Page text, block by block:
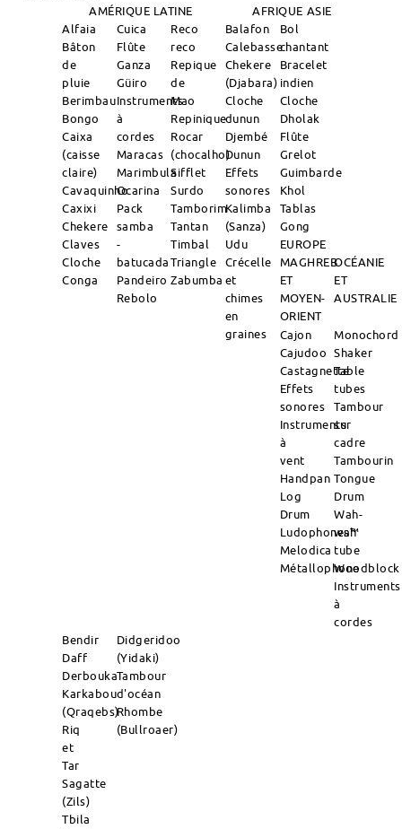
AMÉRIQUE LATINE AFRIQUE ASIE
Alfaia
Bâton
de
pluie
Berimbau
Bongo
Caixa
(caisse
claire)
Cavaquinho
Caxixi
Chekere
Claves
Cloche
Conga
Cuica
Flûte
Ganza
Güiro
Instruments
à
cordes
Maracas
Marimbula
Ocarina
Pack
samba
-
batucada
Pandeiro
Rebolo
Reco
reco
Repique
de
Mao
Repinique
Rocar
(chocalho)
Sifflet
Surdo
Tamborim
Tantan
Timbal
Triangle
Zabumba
Balafon
Calebasse
Chekere
(Djabara)
Cloche
dunun
Djembé
Dunun
Effets
sonores
Kalimba
(Sanza)
Udu
Crécelle
et
chimes
en
graines
Bol
chantant
Bracelet
indien
Cloche
Dholak
Flûte
Grelot
Guimbarde
Khol
Tablas
Gong
EUROPE
MAGHREB
ET
MOYEN-
ORIENT
OCÉANIE
ET
AUSTRALIE
Cajon
Cajudoo
Castagnette
Effets
sonores
Instruments
à
vent
Handpan
Log
Drum
Ludophones™
Melodica
Métallophone
Monochord
Shaker
Table
tubes
Tambour
sur
cadre
Tambourin
Tongue
Drum
Wah-
wah
tube
Woodblock
Instruments
à
cordes
Bendir
Daff
Derbouka
Karkabou
(Qraqebs)
Riq
et
Tar
Sagatte
(Zils)
Tbila
Didgeridoo
(Yidaki)
Tambour
d'océan
Rhombe
(Bullroaer)